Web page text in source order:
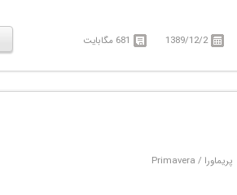
هزینه پروژه را نیز خواهیم داشت. قابل ذکر است
که تک تک فعالیت ها در چه زمانی باید شروع شوند و
این نرم افزار در رشته مدیریت صنعتی و مهندسی
1389/12/2 681 مگابایت